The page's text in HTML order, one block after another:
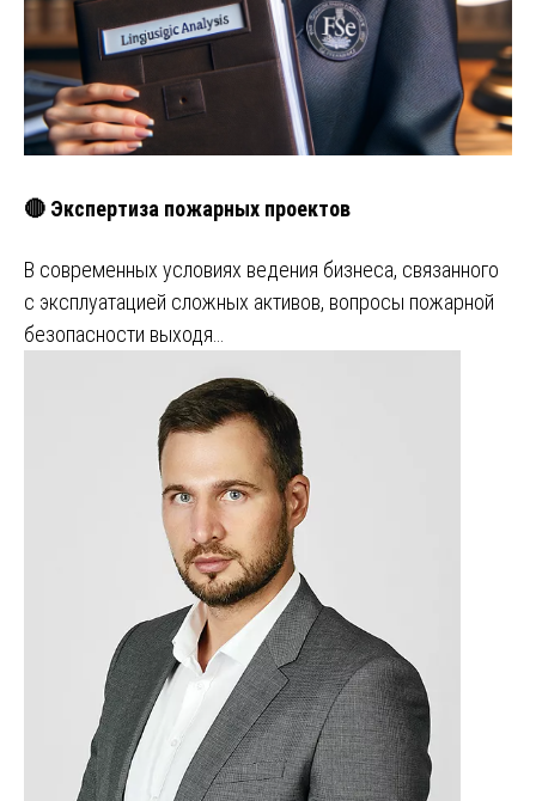
🔴 Экспертиза пожарных проектов
В современных условиях ведения бизнеса, связанного
с эксплуатацией сложных активов, вопросы пожарной
безопасности выходя…